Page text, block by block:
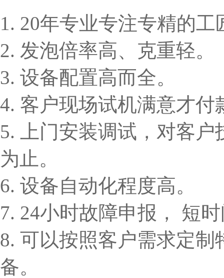
1. 20年专业专注专精的工
2. 发泡倍率高、克重轻。
3. 设备配置高而全。
4. 客户现场试机满意才付
5. 上门安装调试，对客
为止。
6. 设备自动化程度高。
7. 24小时故障申报， 短
8. 可以按照客户需求定制
备。